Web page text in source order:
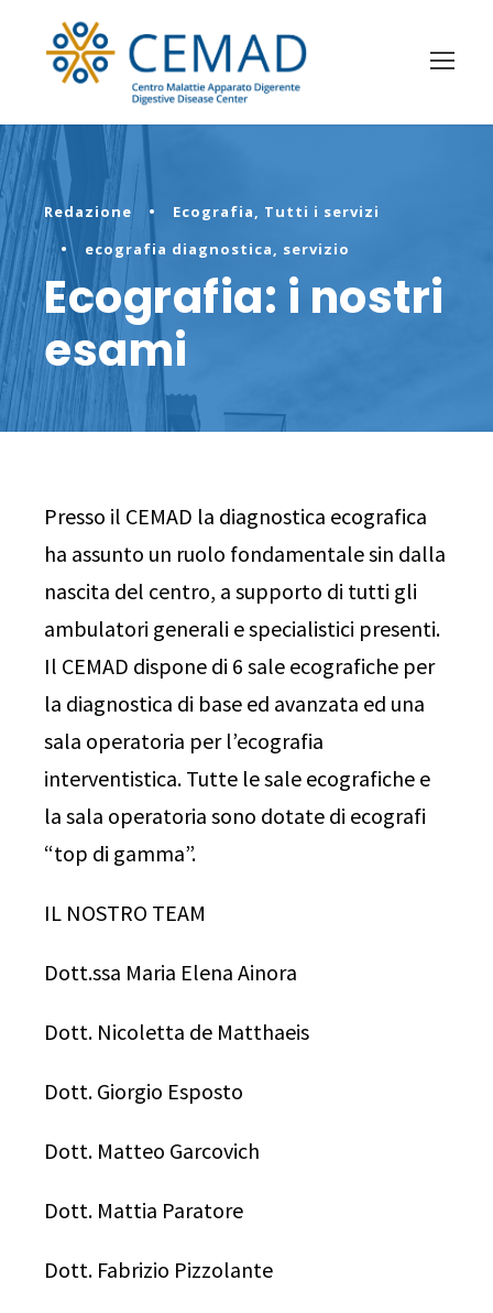
Redazione • Ecografia, Tutti i servizi
•
ecografia diagnostica, servizio
Ecografia: i nostri
esami
Presso il CEMAD la diagnostica ecografica
ha assunto un ruolo fondamentale sin dalla
nascita del centro, a supporto di tutti gli
ambulatori generali e specialistici presenti.
Il CEMAD dispone di 6 sale ecografiche per
la diagnostica di base ed avanzata ed una
sala operatoria per l’ecografia
interventistica. Tutte le sale ecografiche e
la sala operatoria sono dotate di ecografi
“top di gamma”.
IL NOSTRO TEAM
Dott.ssa Maria Elena Ainora
Dott. Nicoletta de Matthaeis
Dott. Giorgio Esposto
Dott. Matteo Garcovich
Dott. Mattia Paratore
Dott. Fabrizio Pizzolante